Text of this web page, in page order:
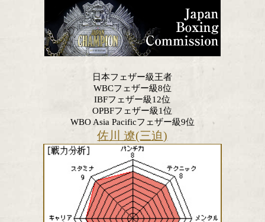
日本フェザー級タイトルマッチ10
日本フェザー級王者
WBCフェザー級8位
IBFフェザー級12位
OPBFフェザー級1位
WBO Asia Pacificフェザー級9位